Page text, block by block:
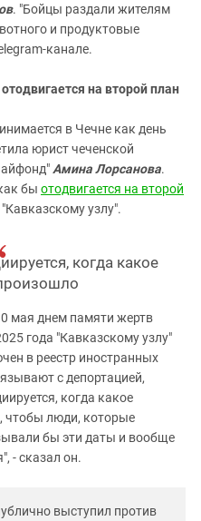
. "Бойцы раздали жителям
и продуктовые
канале.
на второй план
в Чечне как день
юрист чеченской
Амина Лорсанова.
бы отодвигается на второй
узлу".
когда какое
мая днем памяти жертв
года "Кавказскому узлу"
в реестр иностранных
с депортацией,
когда какое
чтобы люди, которые
бы эти даты и вообще
- сказал он.
выступил против